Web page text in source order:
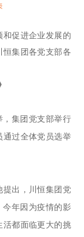
和促进企业发展 的
恒集团各党支部各
，集团党支部举行
通过全体党员选举
提出，川恒集团党
今年因为疫情的影
活都面临更大的挑